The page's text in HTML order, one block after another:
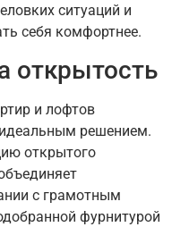
ситуаций и
себя комфортнее.
открытость
и лофтов
решением.
открытого
с грамотным
фурнитурой